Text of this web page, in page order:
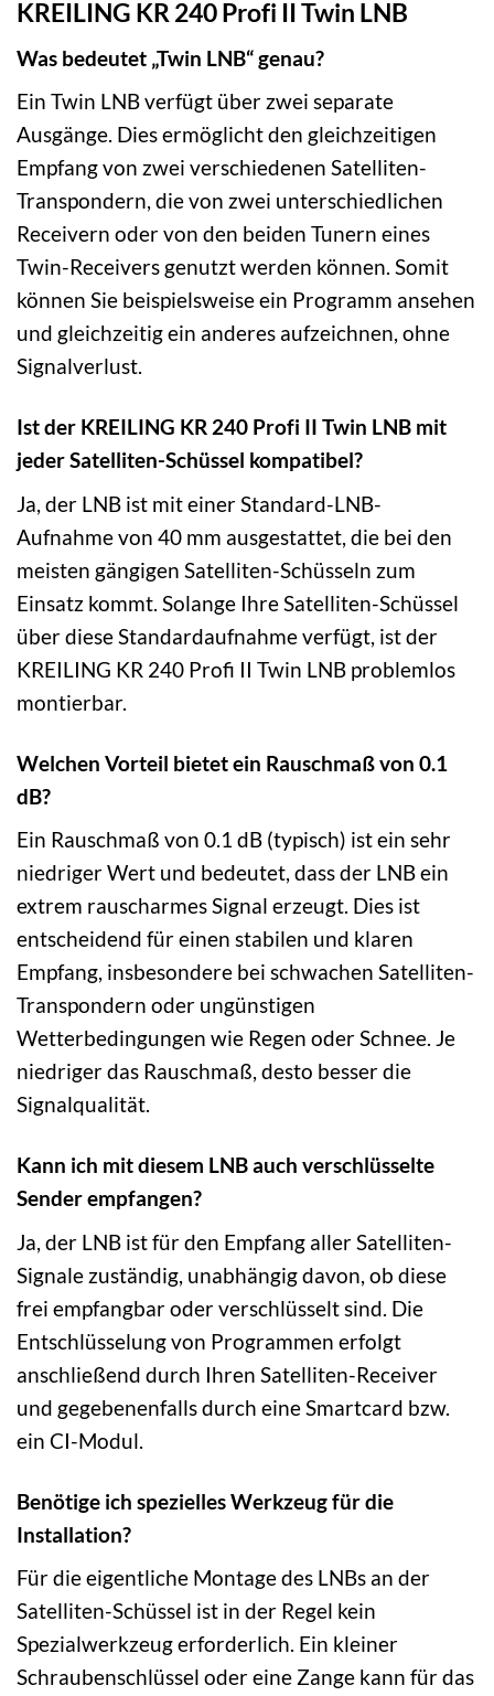
KREILING KR 240 Profi II Twin LNB
Was bedeutet „Twin LNB“ genau?
Ein Twin LNB verfügt über zwei separate
Ausgänge. Dies ermöglicht den gleichzeitigen
Empfang von zwei verschiedenen Satelliten-
Transpondern, die von zwei unterschiedlichen
Receivern oder von den beiden Tunern eines
Twin-Receivers genutzt werden können. Somit
können Sie beispielsweise ein Programm ansehen
und gleichzeitig ein anderes aufzeichnen, ohne
Signalverlust.
Ist der KREILING KR 240 Profi II Twin LNB mit
jeder Satelliten-Schüssel kompatibel?
Ja, der LNB ist mit einer Standard-LNB-
Aufnahme von 40 mm ausgestattet, die bei den
meisten gängigen Satelliten-Schüsseln zum
Einsatz kommt. Solange Ihre Satelliten-Schüssel
über diese Standardaufnahme verfügt, ist der
KREILING KR 240 Profi II Twin LNB problemlos
montierbar.
Welchen Vorteil bietet ein Rauschmaß von 0.1
dB?
Ein Rauschmaß von 0.1 dB (typisch) ist ein sehr
niedriger Wert und bedeutet, dass der LNB ein
extrem rauscharmes Signal erzeugt. Dies ist
entscheidend für einen stabilen und klaren
Empfang, insbesondere bei schwachen Satelliten-
Transpondern oder ungünstigen
Wetterbedingungen wie Regen oder Schnee. Je
niedriger das Rauschmaß, desto besser die
Signalqualität.
Kann ich mit diesem LNB auch verschlüsselte
Sender empfangen?
Ja, der LNB ist für den Empfang aller Satelliten-
Signale zuständig, unabhängig davon, ob diese
frei empfangbar oder verschlüsselt sind. Die
Entschlüsselung von Programmen erfolgt
anschließend durch Ihren Satelliten-Receiver
und gegebenenfalls durch eine Smartcard bzw.
ein CI-Modul.
Benötige ich spezielles Werkzeug für die
Installation?
Für die eigentliche Montage des LNBs an der
Satelliten-Schüssel ist in der Regel kein
Spezialwerkzeug erforderlich. Ein kleiner
Schraubenschlüssel oder eine Zange kann für das